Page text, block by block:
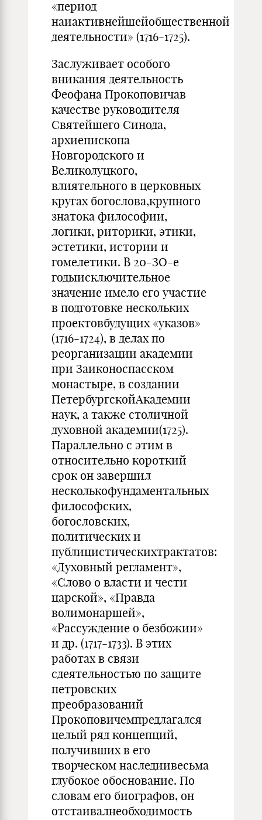
«период
наиактивнейшейобщественной
деятельности» (1716-1725).
Заслуживает особого
вникания деятельность
Феофана Прокоповичав
качестве руководителя
Святейшего Синода,
архиепископа
Новгородского и
Великолуцкого,
влиятельного в церковных
кругах богослова,крупного
знатока философии,
логики, риторики, этики,
эстетики, истории и
гомелетики. В 20-ЗО-е
годыисключительное
значение имело его участие
в подготовке нескольких
проектовбудущих «указов»
(1716-1724), в делах по
реорганизации академии
при Заиконоспасском
монастыре, в создании
ПетербургскойАкадемии
наук, а также столичной
духовной академии(1725).
Параллельно с этим в
относительно короткий
срок он завершил
несколькофундаментальных
философских,
богословских,
политических и
публицистическихтрактатов:
«Духовный регламент»,
«Слово о власти и чести
царской», «Правда
волимонаршей»,
«Рассуждение о безбожии»
и др. (1717-1733). В этих
работах в связи
сдеятельностью по защите
петровских
преобразований
Прокоповичемпредлагался
целый ряд концепций,
получивших в его
творческом наследиивесьма
глубокое обоснование. По
словам его биографов, он
отстаивалнеобходимость